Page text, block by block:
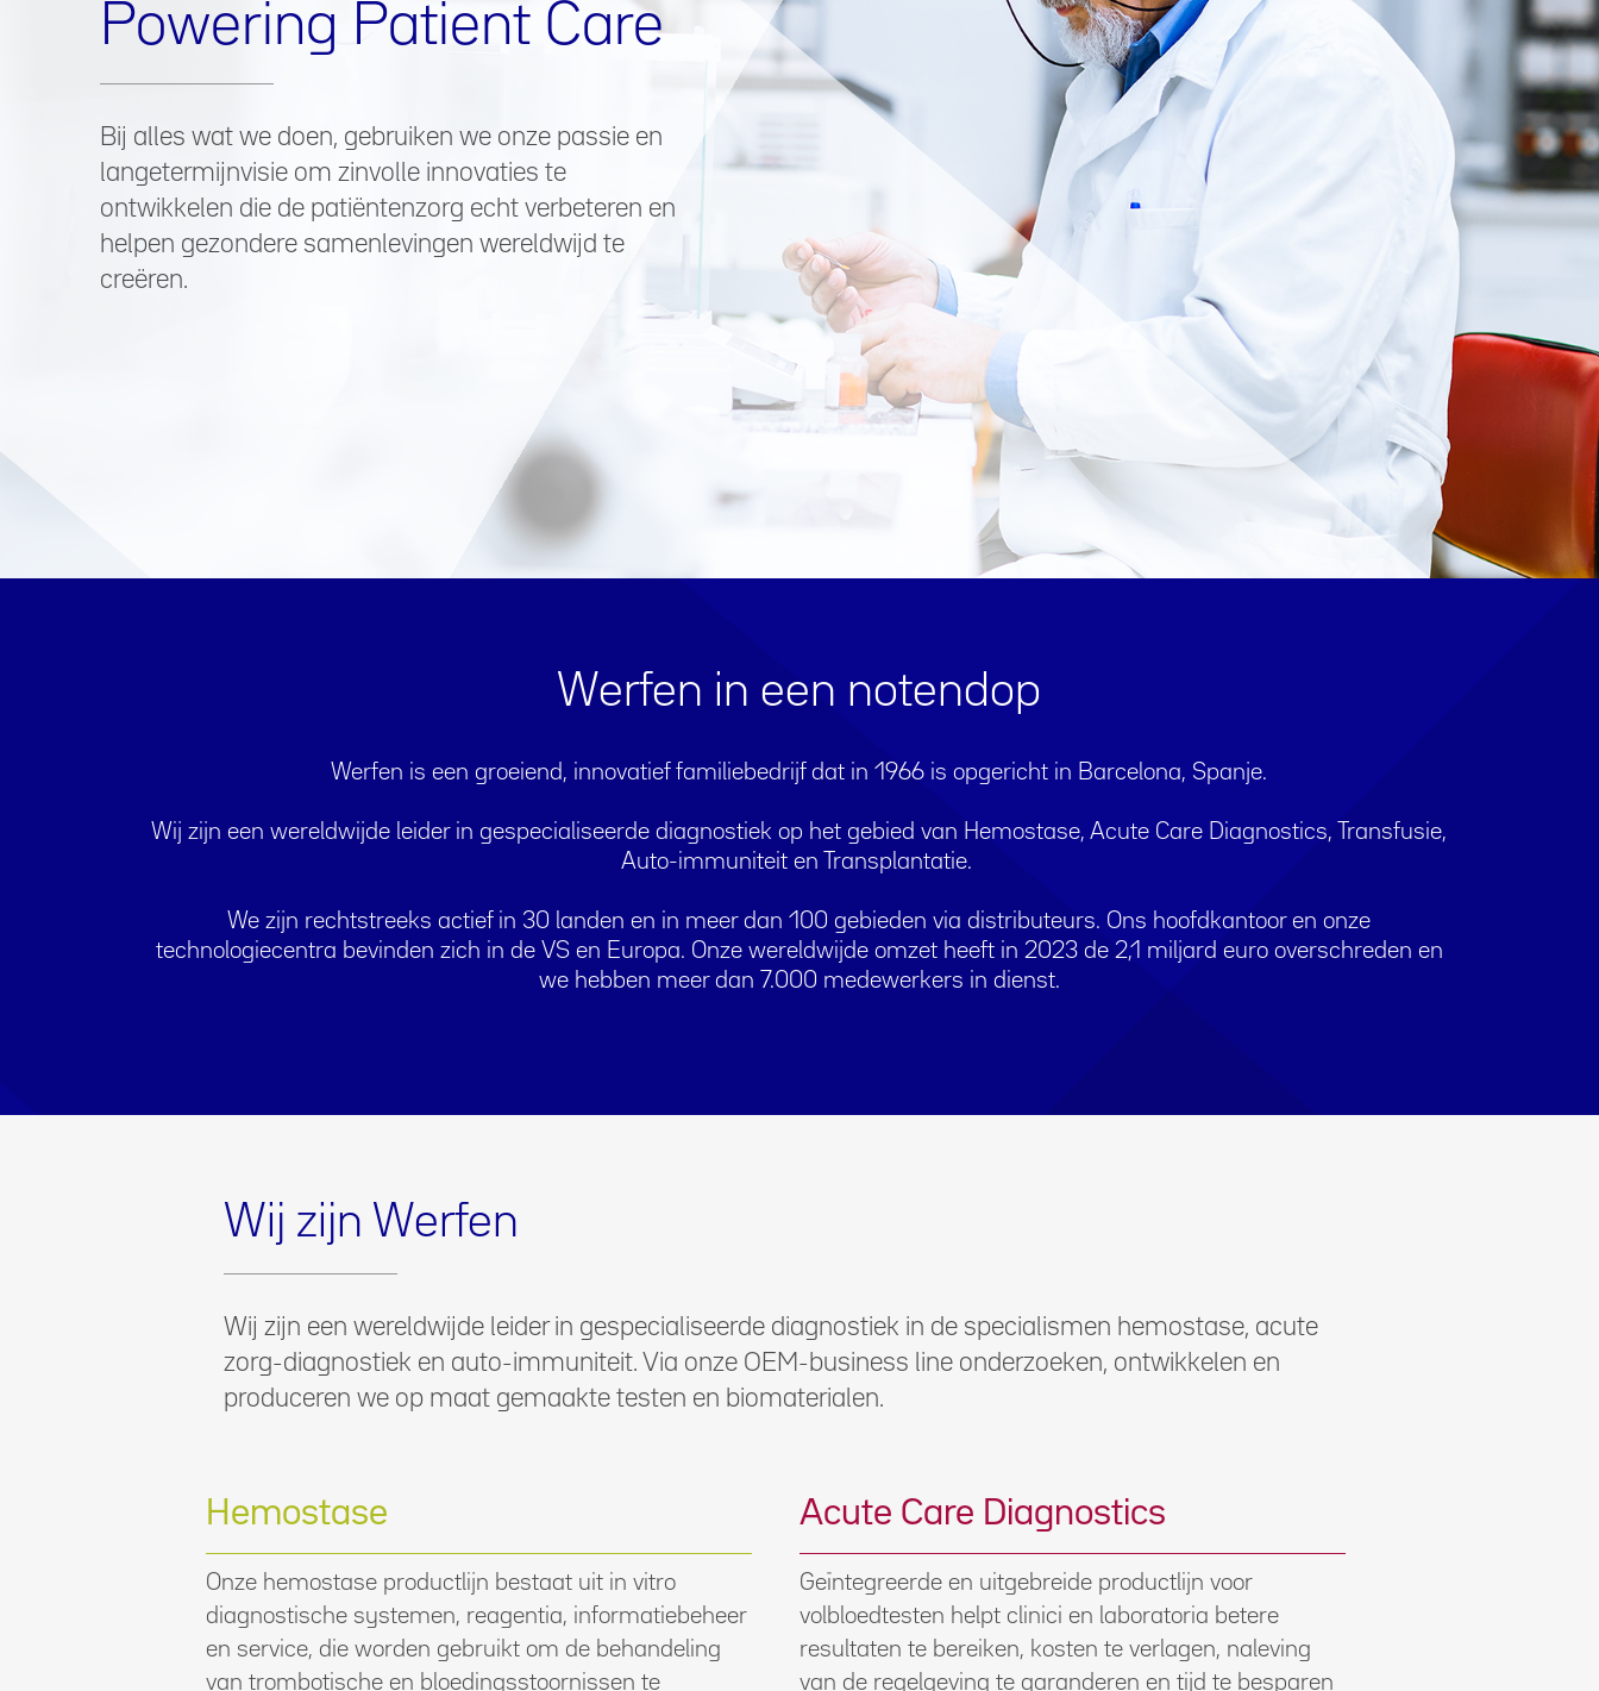
Powering Patient Care
Bij alles wat we doen, gebruiken we onze passie en
langetermijnvisie om zinvolle innovaties te
ontwikkelen die de patiëntenzorg echt verbeteren en
helpen gezondere samenlevingen wereldwijd te
creëren.
Werfen in een notendop
Werfen is een groeiend, innovatief familiebedrijf dat in 1966 is opgericht in Barcelona, Spanje.
Wij zijn een wereldwijde leider in gespecialiseerde diagnostiek op het gebied van Hemostase, Acute Care Diagnostics, Transfusie,
Auto-immuniteit en Transplantatie.
We zijn rechtstreeks actief in 30 landen en in meer dan 100 gebieden via distributeurs. Ons hoofdkantoor en onze
technologiecentra bevinden zich in de VS en Europa. Onze wereldwijde omzet heeft in 2023 de 2,1 miljard euro overschreden en
we hebben meer dan 7.000 medewerkers in dienst.
Wij zijn Werfen
Wij zijn een wereldwijde leider in gespecialiseerde diagnostiek in de specialismen hemostase, acute
zorg-diagnostiek en auto-immuniteit. Via onze OEM-business line onderzoeken, ontwikkelen en
produceren we op maat gemaakte testen en biomaterialen.
Hemostase
Onze hemostase productlijn bestaat uit in vitro
diagnostische systemen, reagentia, informatiebeheer
en service, die worden gebruikt om de behandeling
van trombotische en bloedingsstoornissen te
Acute Care Diagnostics
Geïntegreerde en uitgebreide productlijn voor
volbloedtesten helpt clinici en laboratoria betere
resultaten te bereiken, kosten te verlagen, naleving
van de regelgeving te garanderen en tijd te besparen